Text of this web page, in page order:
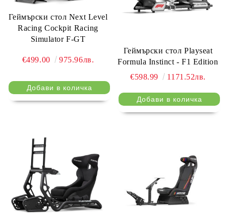
Геймърски стол Next Level
Racing Cockpit Racing
Simulator F-GT
€499.00 975.96лв.
Геймърски стол Playseat
Formula Instinct - F1 Edition
€598.99
1171.52лв.